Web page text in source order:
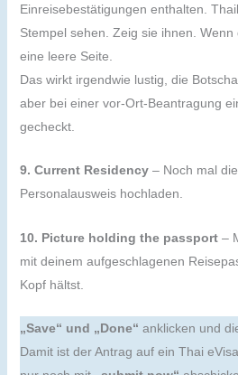
Einreisebestätigungen enthalten.
Stempel sehen. Zeig sie ihnen.
eine leere Seite.
Das wirkt irgendwie lustig, die
aber bei einer vor-Ort-Beantragung
gecheckt.
9. Current Residency– Noch mal
Personalausweis hochladen.
10. Picture holding the passport–
mit deinem aufgeschlagenen
Kopf hältst.
„Save“ und „Done“ anklicken und
Damit ist der Antrag auf ein Thai